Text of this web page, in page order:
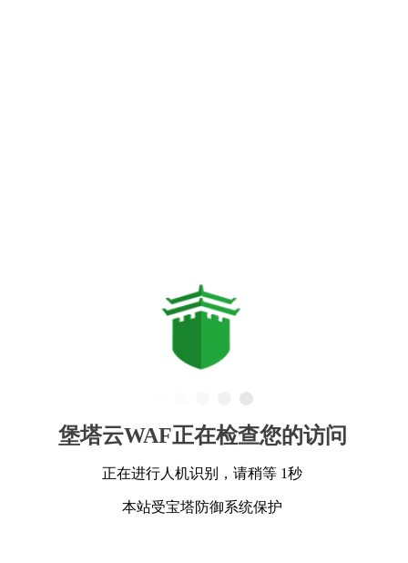
堡塔云WAF正在检查您的访问
正在进行人机识别，请稍等 1秒
本站受宝塔防御系统保护